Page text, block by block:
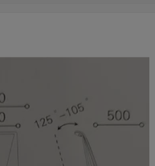
• Castor ： 50 mm Black